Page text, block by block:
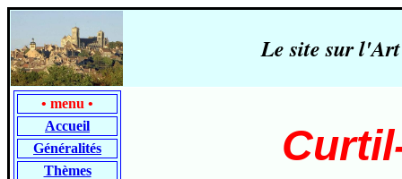
Le site sur
• menu •
Accueil
Généralités
Thèmes